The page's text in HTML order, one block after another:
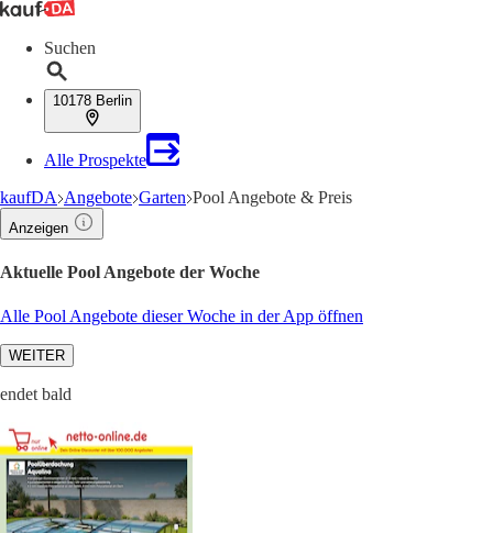
Suchen
10178 Berlin
Alle Prospekte
kaufDA Angebote Garten Pool Angebote & Preis
Anzeigen
Aktuelle Pool Angebote der Woche
Alle Pool Angebote dieser Woche in der App öffnen
WEITER
endet bald